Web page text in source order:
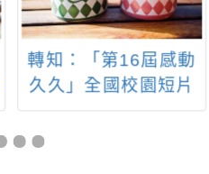
轉知：「第16屆感動
久久」全國校園短片